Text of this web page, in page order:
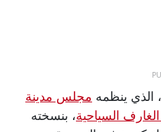
، الذي ينظمه مجلس مدينة
السياحية، بنسخته